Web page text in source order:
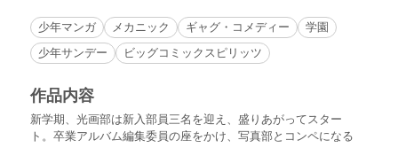
少年マンガ メカニック ギャグ・コメディー
学園
少年サンデー
ビッグコミックスピリッツ
作品内容
新学期、光画部は新入部員三名を迎え、盛りあがってスター
ト。卒業アルバム編集委員の座をかけ、写真部とコンペになる